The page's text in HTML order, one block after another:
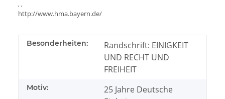
, ,
http://www.hma.bayern.de/
Besonderheiten:
Randschrift: EINIGKEIT
UND RECHT UND
FREIHEIT
Motiv:
25 Jahre Deutsche